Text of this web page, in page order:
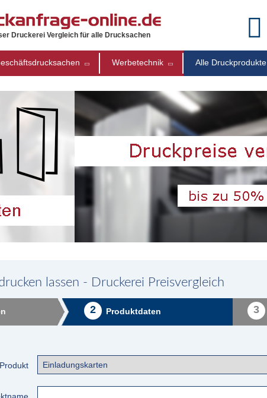
Druckerei Vergleich für alle Drucksachen
Werbetechnik Alle Druckprodukte
lassen - Druckerei Preisvergleich
2 Produktdaten 3
Produkt